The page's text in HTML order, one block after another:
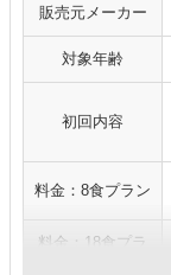
販売元メーカー
対象年齢
初回内容
料金：8食プラン
料金：18食プラ